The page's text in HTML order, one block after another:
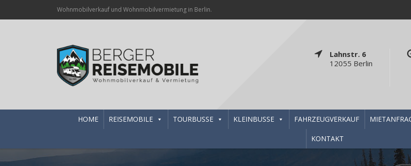
Wohnmobilverkauf und Wohnmobilvermietung in Berlin.
Lahnstr. 6
12055 Berlin
HOME REISEMOBILE TOURBUSSE KLEINBUSSE FAHRZEUGVERKAUF
KONTAKT